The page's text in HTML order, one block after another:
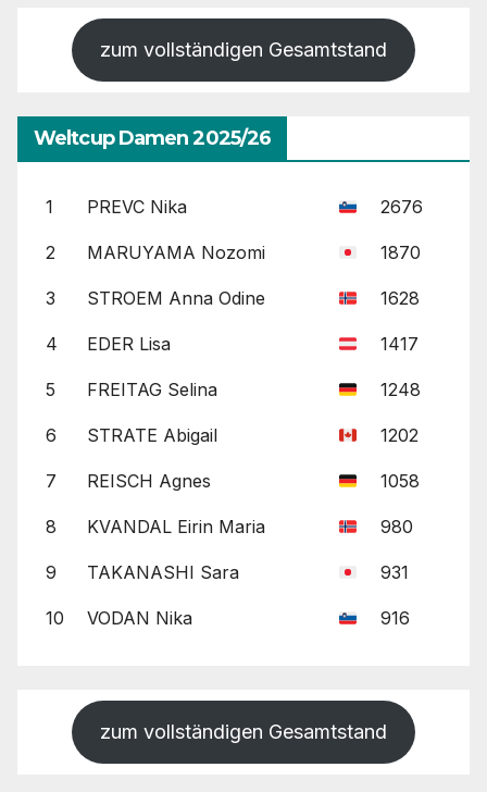
zum vollständigen Gesamtstand
Weltcup Damen 2025/26
1 PREVC Nika 2676
2 MARUYAMA Nozomi 1870
3 STROEM Anna Odine 1628
4 EDER Lisa 1417
5 FREITAG Selina 1248
6 STRATE Abigail 1202
7 REISCH Agnes 1058
8 KVANDAL Eirin Maria 980
9 TAKANASHI Sara 931
10 VODAN Nika 916
zum vollständigen Gesamtstand